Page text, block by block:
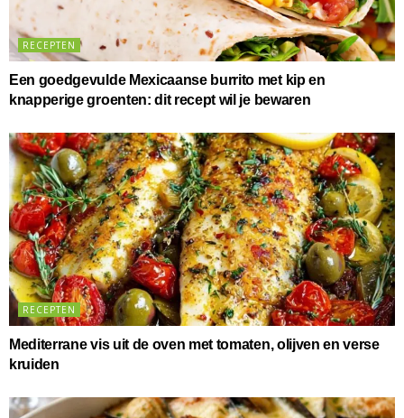
RECEPTEN
Een goedgevulde Mexicaanse burrito met kip en
knapperige groenten: dit recept wil je bewaren
RECEPTEN
Mediterrane vis uit de oven met tomaten, olijven en verse
kruiden